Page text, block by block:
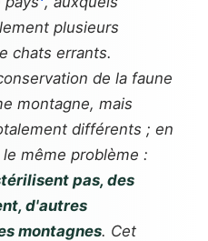
plusieurs
chats errants.
de la faune
montagne, mais
différents ; en
même problème :
pas, des
d'autres
montagnes. Cet